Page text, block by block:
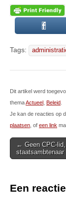
Tags:
Dit artikel werd
themaActueel Beleid
Je kan de reacties op
plaatsen , of een link
Post
navigation
← Geen CPC-
staatsambtenaar
Een